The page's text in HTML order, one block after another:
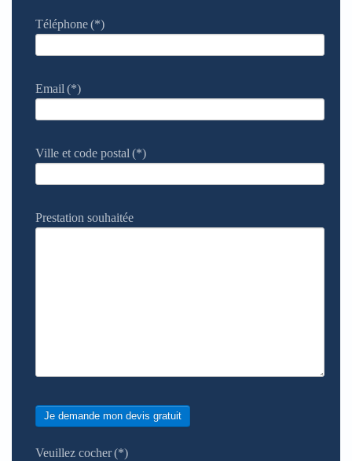
Téléphone(*)
Email (*)
Ville et code postal (*)
Prestation souhaitée
Je demande mon devis gratuit
Veuillez cocher(*)